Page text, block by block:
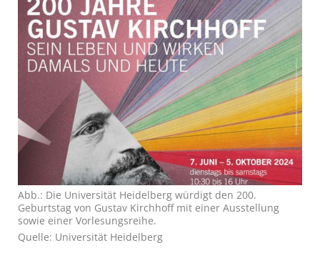
Abb.: Die Universität Heidelberg würdigt den 200.
Geburtstag von Gustav Kirchhoff mit einer Ausstellung
sowie einer Vorlesungsreihe.
Quelle: Universität Heidelberg